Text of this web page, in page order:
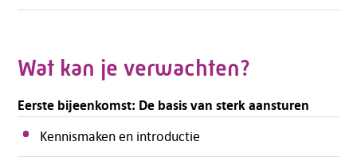
Wat kan je verwachten?
Eerste bijeenkomst: De basis van sterk aansturen
Kennismaken en introductie